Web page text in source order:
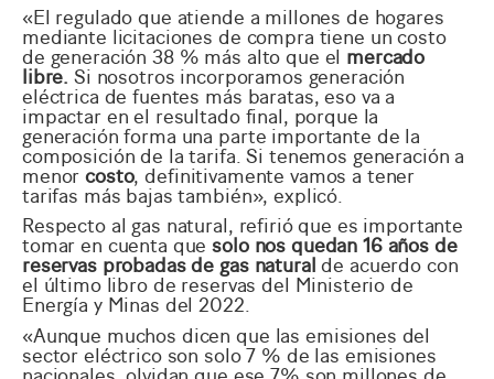
«El regulado que atiende a millones de hogares
mediante licitaciones de compra tiene un costo
de generación 38 % más alto que el mercado
libre. Si nosotros incorporamos generación
eléctrica de fuentes más baratas, eso va a
impactar en el resultado final, porque la
generación forma una parte importante de la
composición de la tarifa. Si tenemos generación a
menorcosto, definitivamente vamos a tener
tarifas más bajas también», explicó.
Respecto al gas natural, refirió que es importante
tomar en cuenta quesolo nos quedan 16 años de
reservas probadas de gas natural de acuerdo con
el último libro de reservas del Ministerio de
Energía y Minas del 2022.
«Aunque muchos dicen que las emisiones del
sector eléctrico son solo 7 % de las emisiones
nacionales, olvidan que ese 7% son millones de